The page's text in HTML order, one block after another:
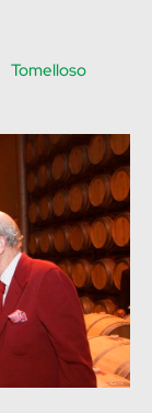
Tomelloso